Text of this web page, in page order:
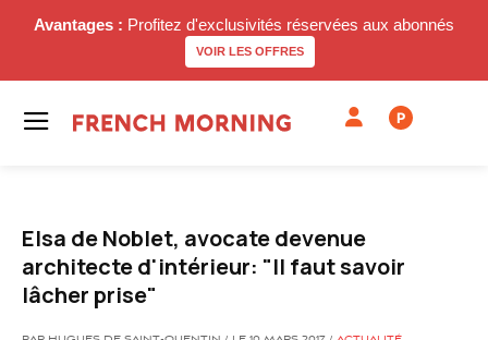
Avantages : Profitez d'exclusivités réservées aux abonnés
VOIR LES OFFRES
P
Elsa de Noblet, avocate devenue
architecte d'intérieur: "Il faut savoir
lâcher prise"